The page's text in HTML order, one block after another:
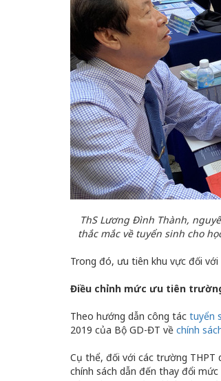
ThS Lương Đình Thành,
thắc mắc về tuyển sinh cho
Trong đó, ưu tiên khu vực đối
Điều chỉnh mức ưu tiên
Theo hướng dẫn công tác tuyển
2019 của Bộ GD-ĐT về chính
Cụ thể, đối với các trường THPT
chính sách dẫn đến thay đổi